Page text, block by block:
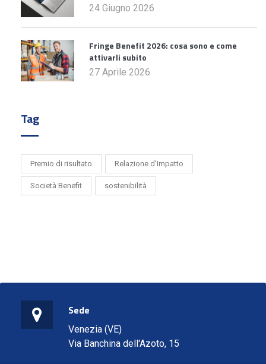
24 Giugno 2026
Fringe Benefit 2026: cosa sono e come
attivarli subito
27 Aprile 2026
Tag
Premio di risultato Relazione d’Impatto
Società Benefit sostenibilità
Sede
Venezia (VE)
Via Banchina dell'Azoto, 15